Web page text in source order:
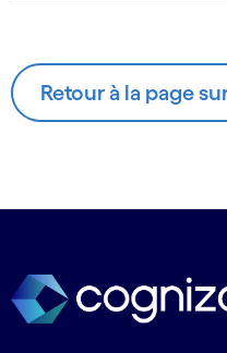
Retour à la page